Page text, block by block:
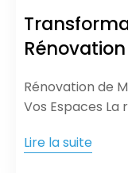
Rénovation de
Vos Espaces
Lire la suite